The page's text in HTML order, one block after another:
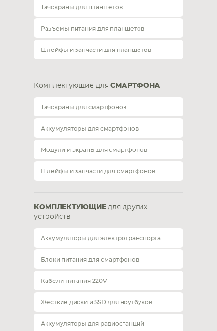
Тачскрины для планшетов
Разъемы питания для планшетов
Шлейфы и запчасти для планшетов
Комплектующие для СМАРТФОНА
Тачскрины для смартфонов
Аккумуляторы для смартфонов
Модули и экраны для смартфонов
Шлейфы и запчасти для смартфонов
КОМПЛЕКТУЮЩИЕ для других
устройств
Аккумуляторы для электротранспорта
Блоки питания для смартфонов
Кабели питания 220V
Жесткие диски и SSD для ноутбуков
Аккумуляторы для радиостанций